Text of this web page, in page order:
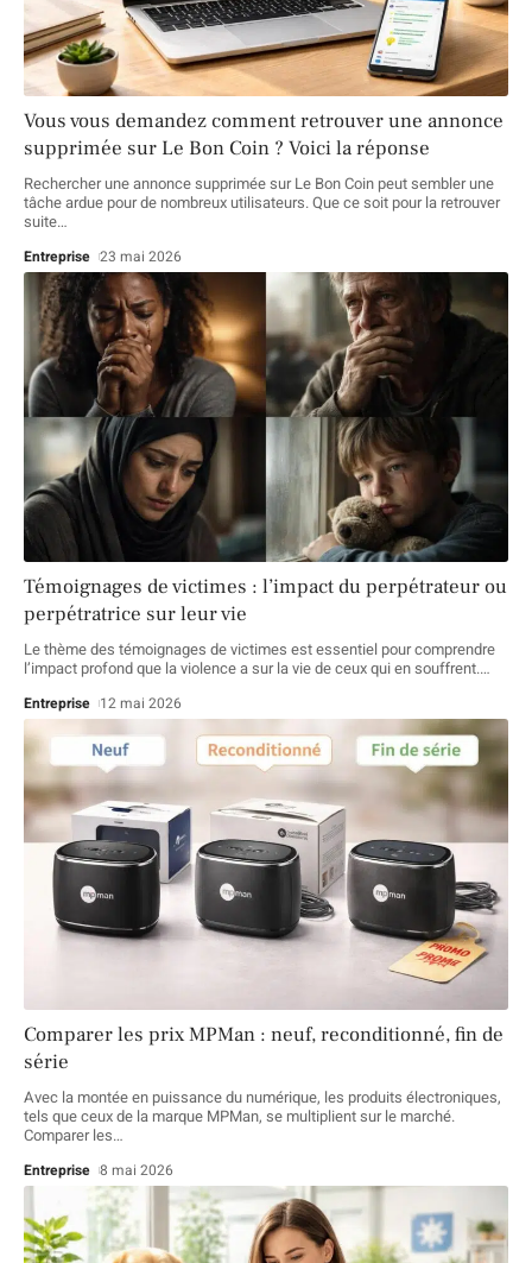
Vous vous demandez comment retrouver une annonce
supprimée sur Le Bon Coin ? Voici la réponse
Rechercher une annonce supprimée sur Le Bon Coin peut sembler une
tâche ardue pour de nombreux utilisateurs. Que ce soit pour la retrouver
suite…
Entreprise 23 mai 2026
Témoignages de victimes : l’impact du perpétrateur ou
perpétratrice sur leur vie
Le thème des témoignages de victimes est essentiel pour comprendre
l’impact profond que la violence a sur la vie de ceux qui en souffrent.…
Entreprise 12 mai 2026
Comparer les prix MPMan : neuf, reconditionné, fin de
série
Avec la montée en puissance du numérique, les produits électroniques,
tels que ceux de la marque MPMan, se multiplient sur le marché.
Comparer les…
Entreprise 8 mai 2026